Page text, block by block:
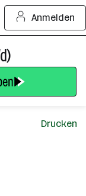
Anmelden
Drucken